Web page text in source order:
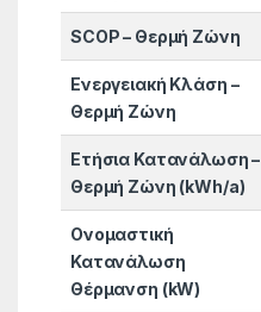
SCOP – Θερμή Ζώνη
Eνεργειακή Κλάση –
Θερμή Ζώνη
Ετήσια Κατανάλωση –
Θερμή Ζώνη (kWh/a)
Ονομαστική
Κατανάλωση
Θέρμανση (kW)